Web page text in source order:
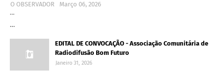
O OBSERVADOR
Março 06, 2026
…
…
EDITAL DE CONVOCAÇÃO - Associação Comunitária de
Radiodifusão Bom Futuro
Janeiro 31, 2026